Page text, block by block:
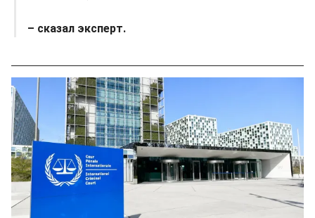
– сказал эксперт.